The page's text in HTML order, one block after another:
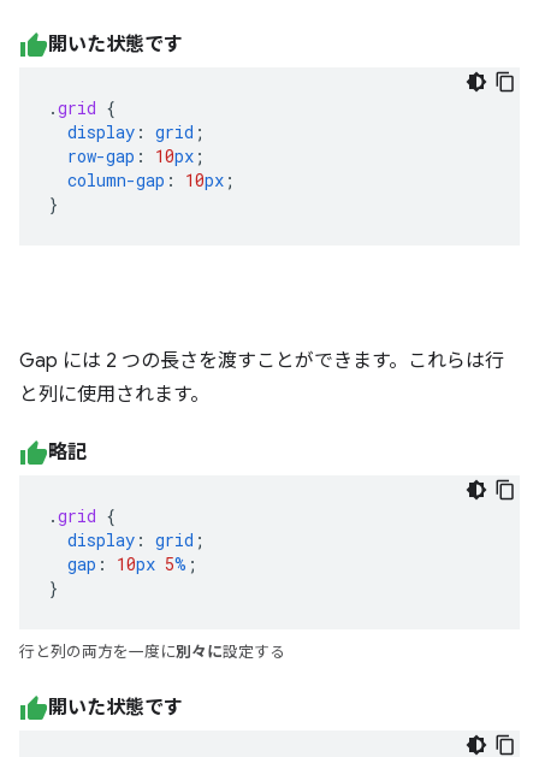
開いた状態です
.grid {
display : grid ;
row-gap : 10px ;
column-gap : 10px ;
}
Gap には 2 つの長さを渡すことができます。これらは行
と列に使用されます。
略記
.grid {
display : grid ;
gap : 10px 5% ;
}
行と列の両方を一度に別々に設定する
開いた状態です